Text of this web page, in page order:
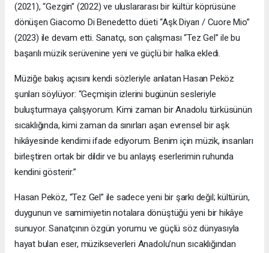
(2021), “Gezgin” (2022) ve uluslararası bir kültür köprüsüne
dönüşen Giacomo Di Benedetto düeti “Aşk Diyarı / Cuore Mio”
(2023) ile devam etti. Sanatçı, son çalışması “Tez Gel” ile bu
başarılı müzik serüvenine yeni ve güçlü bir halka ekledi.
Müziğe bakış açısını kendi sözleriyle anlatan Hasan Peköz
şunları söylüyor: “Geçmişin izlerini bugünün sesleriyle
buluşturmaya çalışıyorum. Kimi zaman bir Anadolu türküsünün
sıcaklığında, kimi zaman da sınırları aşan evrensel bir aşk
hikâyesinde kendimi ifade ediyorum. Benim için müzik, insanları
birleştiren ortak bir dildir ve bu anlayış eserlerimin ruhunda
kendini gösterir.”
Hasan Peköz, “Tez Gel” ile sadece yeni bir şarkı değil; kültürün,
duygunun ve samimiyetin notalara dönüştüğü yeni bir hikâye
sunuyor. Sanatçının özgün yorumu ve güçlü söz dünyasıyla
hayat bulan eser, müzikseverleri Anadolu’nun sıcaklığından